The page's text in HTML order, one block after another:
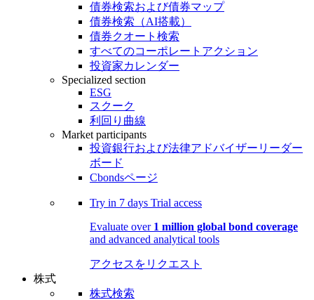
債券検索および債券マップ
債券検索（AI搭載）
債券クオート検索
すべてのコーポレートアクション
投資家カレンダー
Specialized section
ESG
スクーク
利回り曲線
Market participants
投資銀行および法律アドバイザーリーダー
ボード
Cbondsページ
Try in 7 days Trial access
Evaluate over 1 million global bond coverage
and advanced analytical tools
アクセスをリクエスト
株式
株式検索